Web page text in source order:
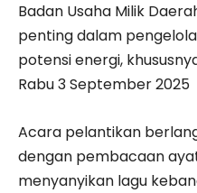
Badan Usaha Milik
penting dalam
potensi energi,
Rabu 3 September 2025
Acara pelantikan
dengan pembacaan
menyanyikan lagu